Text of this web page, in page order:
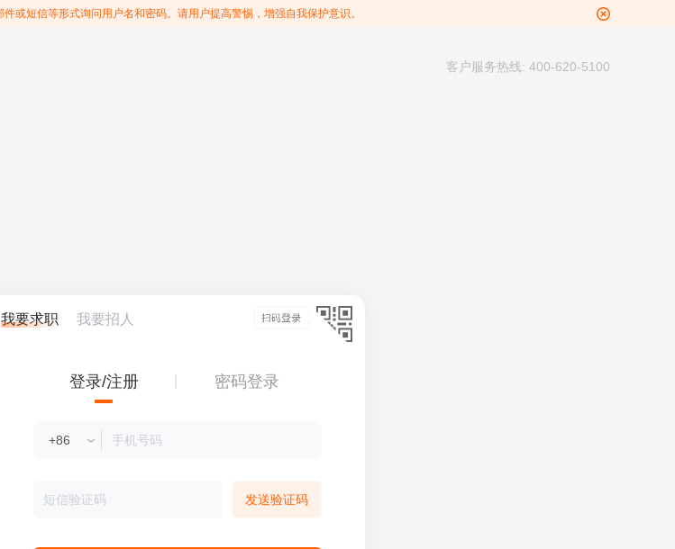
或短信等形式询问用户名和密码。请用户提高警惕，增强自我保护意识。
客户服务热线: 400-620-5100
我要求职 我要招人
登录/注册 密码登录
发送验证码